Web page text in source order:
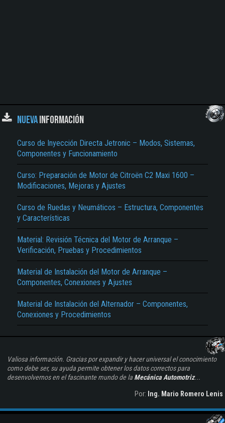
NUEVAINFORMACIÓN
Curso de Inyección Directa Jetronic – Modos, Sistemas,
Componentes y Funcionamiento
Curso: Preparación de Motor de Citroën C2 Maxi 1600 –
Modificaciones, Mejoras y Ajustes
Curso de Ruedas y Neumáticos – Estructura, Componentes
y Características
Material: Revisión Técnica del Motor de Arranque –
Verificación, Pruebas y Procedimientos
Material de Instalación del Motor de Arranque –
Componentes, Conexiones y Ajustes
Material de Instalación del Alternador – Componentes,
Conexiones y Procedimientos
Valiosa información. Gracias por expandir y hacer universal el conocimiento
como debe ser, su ayuda permite obtener los datos correctos para
desenvolvernos en el fascinante mundo de la Mecánica Automotriz...
Por: Ing. Mario Romero Lenis